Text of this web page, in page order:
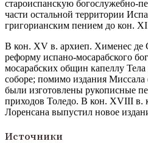
староиспанскую богослужебно-
части остальной территории
григорианским пением до кон.
В кон. XV в. архиеп. Хименес де
реформу испано-мосарабского
мосарабских общин капеллу
соборе; помимо издания
были изготовлены рукописные
приходов Толедо. В кон. XVIII в.
Лоренсана выпустил новое
Источники